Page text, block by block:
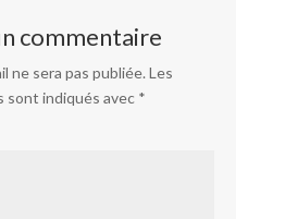
commentaire
ne sera pas publiée. Les
sont indiqués avec *